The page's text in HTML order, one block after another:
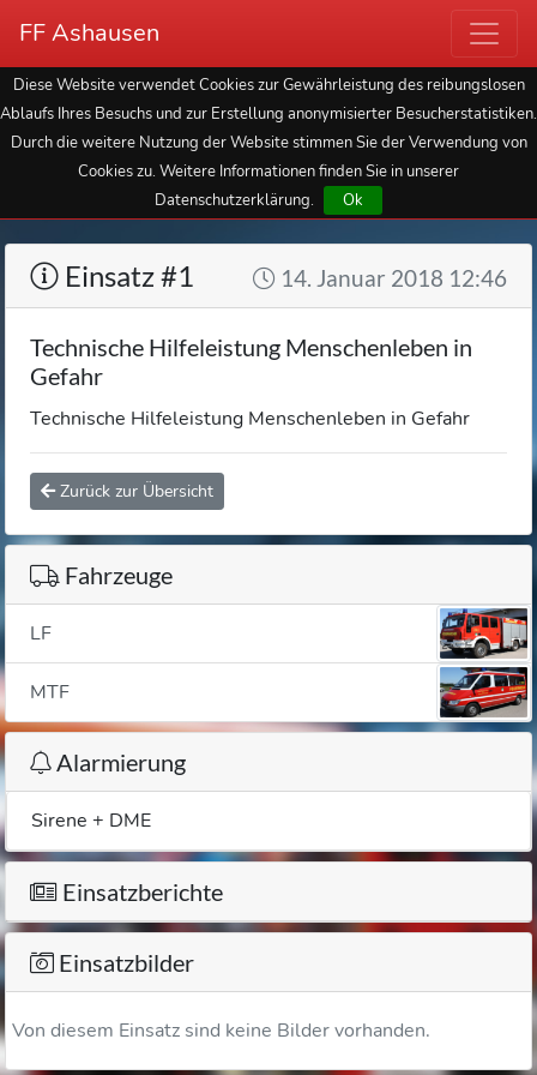
FF Ashausen
Diese Website verwendet Cookies zur Gewährleistung des reibungslosen
Ablaufs Ihres Besuchs und zur Erstellung anonymisierter Besucherstatistiken.
Durch die weitere Nutzung der Website stimmen Sie der Verwendung von
Cookies zu. Weitere Informationen finden Sie in unserer
Datenschutzerklärung.
Ok
Einsatz #1 14. Januar 2018 12:46
Technische Hilfeleistung Menschenleben in
Gefahr
Technische Hilfeleistung Menschenleben in Gefahr
Zurück zur Übersicht
Fahrzeuge
LF
MTF
Alarmierung
Sirene + DME
Einsatzberichte
Einsatzbilder
Von diesem Einsatz sind keine Bilder vorhanden.